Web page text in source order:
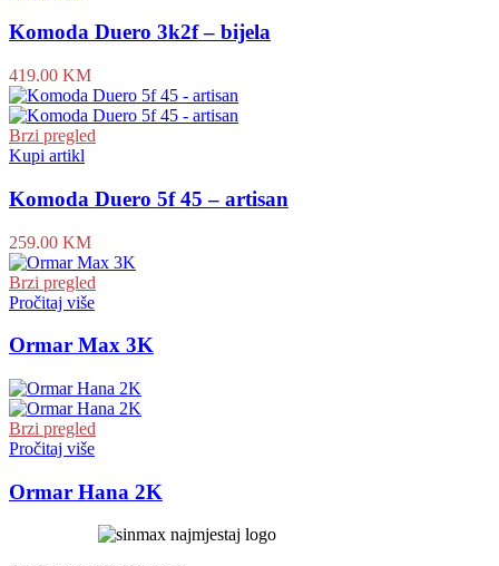
Komoda Duero 3k2f – bijela
419.00 KM
Brzi pregled
Kupi artikl
Komoda Duero 5f 45 – artisan
259.00 KM
Brzi pregled
Pročitaj više
Ormar Max 3K
Brzi pregled
Pročitaj više
Ormar Hana 2K